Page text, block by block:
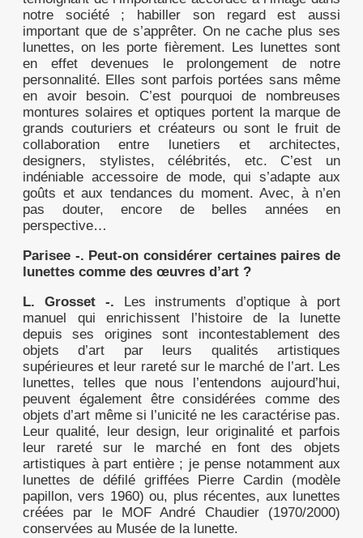
notre société ; habiller son regard est aussi
important que de s’apprêter. On ne cache plus ses
lunettes, on les porte fièrement. Les lunettes sont
en effet devenues le prolongement de notre
personnalité. Elles sont parfois portées sans même
en avoir besoin. C’est pourquoi de nombreuses
montures solaires et optiques portent la marque de
grands couturiers et créateurs ou sont le fruit de
collaboration entre lunetiers et architectes,
designers, stylistes, célébrités, etc. C’est un
indéniable accessoire de mode, qui s’adapte aux
goûts et aux tendances du moment. Avec, à n’en
pas douter, encore de belles années en
perspective…
Parisee -. Peut-on considérer certaines paires de
lunettes comme des œuvres d’art ?
L. Grosset -.
Les instruments d’optique à port
manuel qui enrichissent l’histoire de la lunette
depuis ses origines sont incontestablement des
objets d’art par leurs qualités artistiques
supérieures et leur rareté sur le marché de l’art. Les
lunettes, telles que nous l’entendons aujourd’hui,
peuvent également être considérées comme des
objets d’art même si l’unicité ne les caractérise pas.
Leur qualité, leur design, leur originalité et parfois
leur rareté sur le marché en font des objets
artistiques à part entière ; je pense notamment aux
lunettes de défilé griffées Pierre Cardin (modèle
papillon, vers 1960) ou, plus récentes, aux lunettes
créées par le MOF André Chaudier (1970/2000)
conservées au Musée de la lunette.